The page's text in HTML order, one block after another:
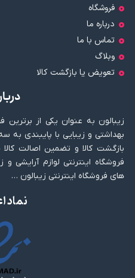
فروشگاه
درباره ما
تماس با ما
وبلاگ
تعویض یا بازگشت کالا
زیبالون به عنوان یکی از برترین
بازگشت کالا و تضمین اصالت
فروشگاه اینترنتی لوازم آرایشی
های فروشگاه اینترنتی زیبالون …
نماد